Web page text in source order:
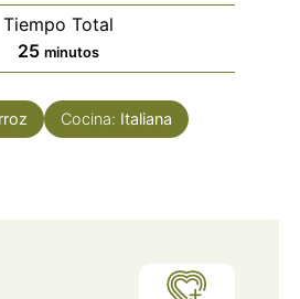
Tiempo Total
25minutos
minutos
Cocina: Italiana